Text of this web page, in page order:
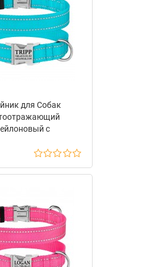
для Собак
с
Пряжкой
Active Голубой